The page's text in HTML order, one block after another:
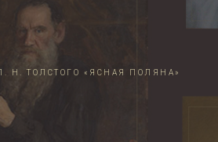
Н. ТОЛСТОГО «ЯСНАЯ ПОЛЯНА»